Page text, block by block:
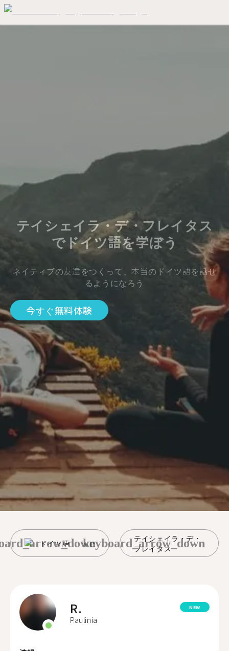
テイシェイラ・デ・フレイタス
でドイツ語を学ぼう
ネイティブの友達をつくって、本当のドイツ語を話せ
るようになろう
今すぐ無料体験
ドイツ語
テイシェイラ・デ・
フレイタス
keyboard_arrow_down
R.
Paulinia
NEW